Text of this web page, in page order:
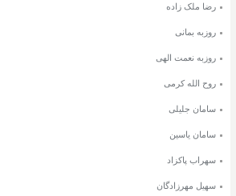
رضا ملک زاده
روزبه بمانی
روزبه نعمت الهی
روح الله کرمی
سامان جلیلی
سامان یاسین
سهراب پاکزاد
سهیل مهرزادگان